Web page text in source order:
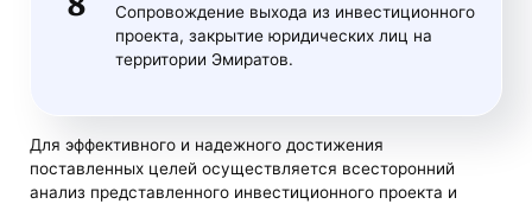
Сопровождение выхода из инвестиционного
проекта, закрытие юридических лиц на
территории Эмиратов.
Для эффективного и надежного достижения
поставленных целей осуществляется всесторонний
анализ представленного инвестиционного проекта и